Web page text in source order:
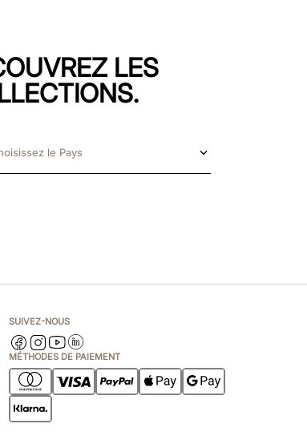
LES
le Pays
SUIVEZ-NOUS
MÉTHODES DE PAIEMENT